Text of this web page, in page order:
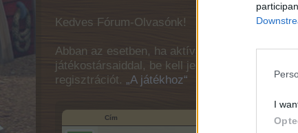
I
Kedves Fórum-Olvasónk!
Abban az esetben, ha aktívan részt szeretnél
játékostársaiddal, be kell jelentkezz a
regisztrációt. „A játékhoz“
Cím